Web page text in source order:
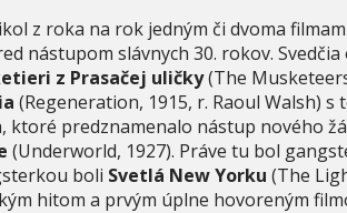
z roka na rok jedným či dvoma
nástupom slávnych 30. rokov.
z Prasačej uličky(The
(Regeneration, 1915, r. Raoul Walsh) s
ktoré predznamenalo nástup nového
(Underworld, 1927). Práve tu bol
boli Svetlá New Yorku (The
hitom a prvým úplne hovoreným